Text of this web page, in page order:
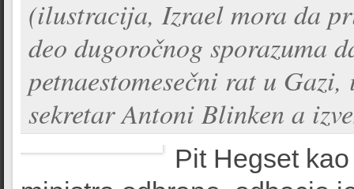
(ilustracija, Izrael mora da
deo dugoročnog sporazuma
petnaestomesečni rat u
sekretar Antoni Blinken a
Pit Hegset